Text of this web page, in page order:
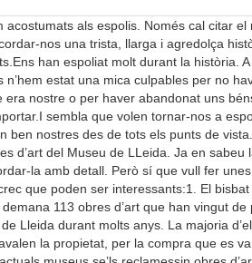
acostumats als espolis. Només cal citar el
nos una trista, llarga i agredolça
han espoliat molt durant la història.
n’hem estat una mica culpables per no
era nostre o per haver abandonat uns
sembla que volen tornar-nos a
ben nostres des de tots els punts de
d’art del Museu de LLeida. Ja en sabeu
la amb detall. Però sí que vull fer unes
que poden ser interessants:1. El bisbat
113 obres d’art que han vingut de
Lleida durant molts anys. La majoria
la propietat, per la compra que es